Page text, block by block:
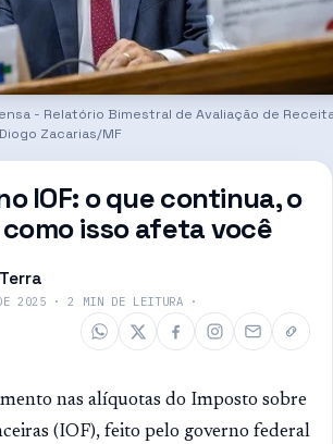
- Relatório Bimestral de Avaliação de
Zacarias/MF
IOF: o que continua, o
isso afeta você
2025 ·2 MIN DE LEITURA ·
nas alíquotas do Imposto sobre
(IOF), feito pelo governo federal